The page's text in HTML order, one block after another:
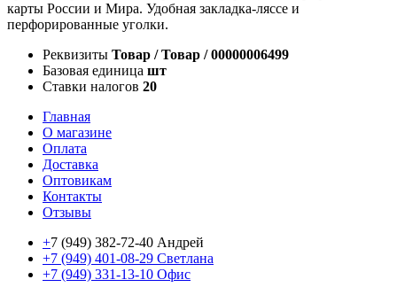
карты России и Мира. Удобная закладка-ляссе и
перфорированные уголки.
Реквизиты Товар / Товар / 00000006499
Базовая единица шт
Ставки налогов 20
Главная
О магазине
Оплата
Доставка
Оптовикам
Контакты
Отзывы
+7 (949) 382-72-40 Андрей
+7 (949) 401-08-29 Светлана
+7 (949) 331-13-10 Офис